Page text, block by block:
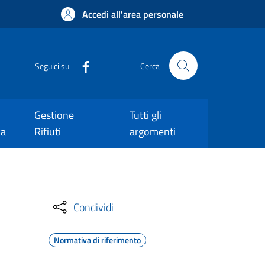
Accedi all'area personale
Seguici su Cerca
Gestione
Rifiuti
Tutti gli
argomenti
Condividi
Normativa di riferimento